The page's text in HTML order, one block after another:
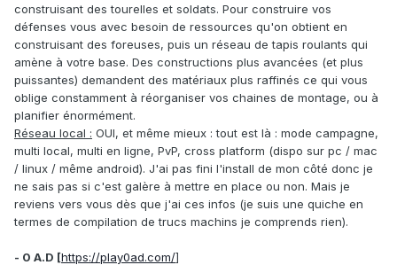
construisant des tourelles et soldats. Pour construire vos
défenses vous avec besoin de ressources qu'on obtient en
construisant des foreuses, puis un réseau de tapis roulants qui
amène à votre base. Des constructions plus avancées (et plus
puissantes) demandent des matériaux plus raffinés ce qui vous
oblige constamment à réorganiser vos chaines de montage, ou à
planifier énormément.
Réseau local : OUI, et même mieux : tout est là : mode campagne,
multi local, multi en ligne, PvP, cross platform (dispo sur pc / mac
/ linux / même android). J'ai pas fini l'install de mon côté donc je
ne sais pas si c'est galère à mettre en place ou non. Mais je
reviens vers vous dès que j'ai ces infos (je suis une quiche en
termes de compilation de trucs machins je comprends rien).
- 0 A.D [https://play0ad.com/]